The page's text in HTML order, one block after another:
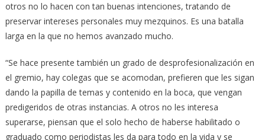
otros no lo hacen con tan buenas intenciones, tratando de
preservar intereses personales muy mezquinos. Es una batalla
larga en la que no hemos avanzado mucho.
“Se hace presente también un grado de desprofesionalización en
el gremio, hay colegas que se acomodan, prefieren que les sigan
dando la papilla de temas y contenido en la boca, que vengan
predigeridos de otras instancias. A otros no les interesa
superarse, piensan que el solo hecho de haberse habilitado o
graduado como periodistas les da para todo en la vida y se